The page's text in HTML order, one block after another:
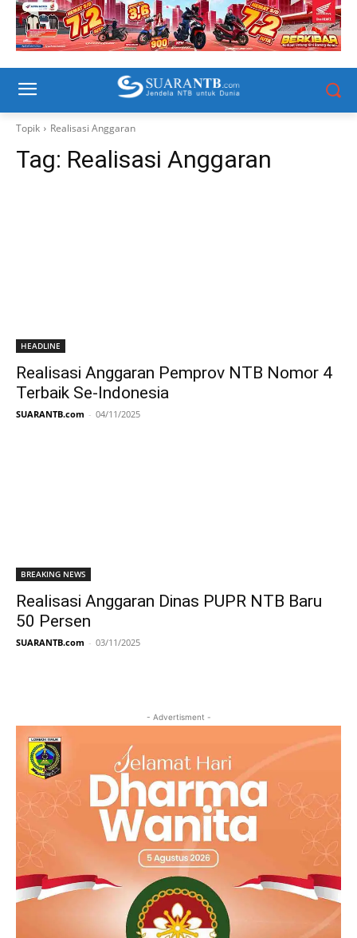
Topik Realisasi Anggaran
Tag: Realisasi Anggaran
HEADLINE
Realisasi Anggaran Pemprov NTB Nomor 4
Terbaik Se-Indonesia
SUARANTB.com - 04/11/2025
BREAKING NEWS
Realisasi Anggaran Dinas PUPR NTB Baru
50 Persen
SUARANTB.com - 03/11/2025
- Advertisment -